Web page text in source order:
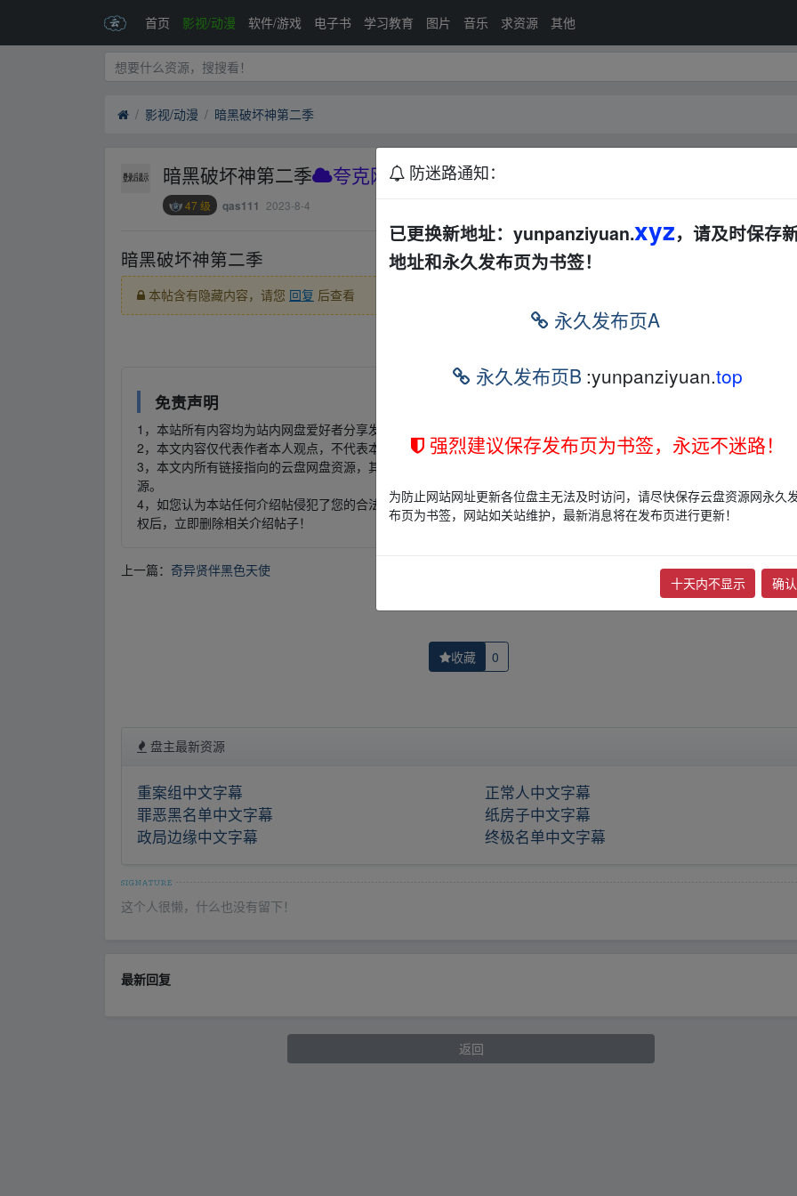
首页 影视/动漫 软件/游戏 电子书 学习教育 图片 音乐 求资源 其他
影视/动漫 暗黑破坏神第二季
暗黑破坏神第二季 夸克网盘 日本 动漫
47 级 qas111 2023-8-4
暗黑破坏神第二季 ▪fr▂om w ww.y﹏un﹏pan▂zi▪yu▁an.xy z
本帖含有隐藏内容，请您 回复 后查看
免责声明
1，本站所有内容均为站内网盘爱好者分享发布的网盘链接介绍展示帖子，
2，本文内容仅代表作者本人观点，不代表本网站立场，作者文责自负。
3，本文内所有链接指向的云盘网盘资源，其版权归版权方所有！其实际管理权为帖子发布者所有，本站无法操作相关资
源。
4，如您认为本站任何介绍帖侵犯了您的合法版权，请点击版权投诉进行投诉，我们将在确认本文链接指向的资源存在
权后，立即删除相关介绍帖子！
上一篇： 奇异贤伴黑色天使 下一篇：黑
收藏 0
盘主最新资源
重案组中文字幕
正常人中文字幕
罪恶黑名单中文字幕
纸房子中文字幕
政局边缘中文字幕
终极名单中文字幕
这个人很懒，什么也没有留下！
最新回复
返回
防迷路通知：
已更换新地址：yunpanziyuan.xyz，请及时保存
地址和永久发布页为书签！
永久发布页A
永久发布页B :yunpanziyuan.top
强烈建议保存发布页为书签，永远不迷路！
为防止网站网址更新各位盘主无法及时访问，请尽快保存云盘资源网永久
布页为书签，网站如关站维护，最新消息将在发布页进行更新！
十天内不显示 确认